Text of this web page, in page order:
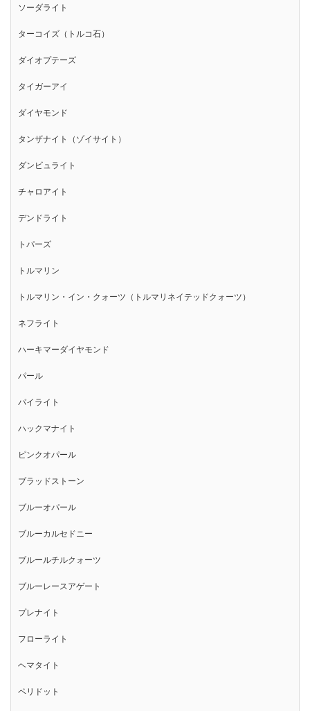
ソーダライト
ターコイズ（トルコ石）
ダイオプテーズ
タイガーアイ
ダイヤモンド
タンザナイト（ゾイサイト）
ダンビュライト
チャロアイト
デンドライト
トパーズ
トルマリン
トルマリン・イン・クォーツ（トルマリネイテッドクォーツ）
ネフライト
ハーキマーダイヤモンド
パール
パイライト
ハックマナイト
ピンクオパール
ブラッドストーン
ブルーオパール
ブルーカルセドニー
ブルールチルクォーツ
ブルーレースアゲート
プレナイト
フローライト
ヘマタイト
ペリドット